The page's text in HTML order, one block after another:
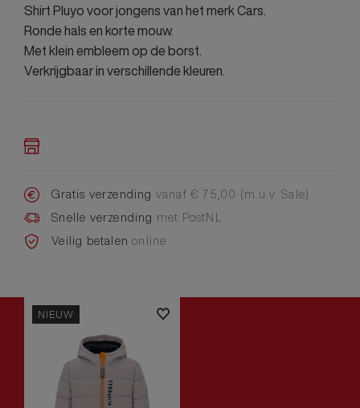
Shirt Pluyo voor jongens van het merk Cars.
Ronde hals en korte mouw.
Met klein embleem op de borst.
Verkrijgbaar in verschillende kleuren.
Gratis verzending vanaf € 75,00 (m.u.v. Sale)
Snelle verzending met PostNL
Veilig betalenonline
NIEUW